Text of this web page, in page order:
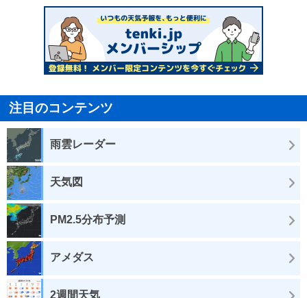
注目のコンテンツ
雨雲レーダー
天気図
PM2.5分布予測
アメダス
2週間天気